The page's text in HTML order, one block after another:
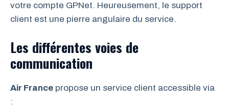
votre compte GPNet. Heureusement, le support
client est une pierre angulaire du service.
Les différentes voies de
communication
Air France propose un service client accessible via
: